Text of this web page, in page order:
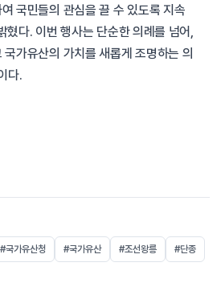
국민들의 관심을 끌 수 있도록 지속
혔다. 이번 행사는 단순한 의례를 넘어,
가유산의 가치를 새롭게 조명하는 의
다.
#국가유산청 #국가유산 #조선왕릉 #단종